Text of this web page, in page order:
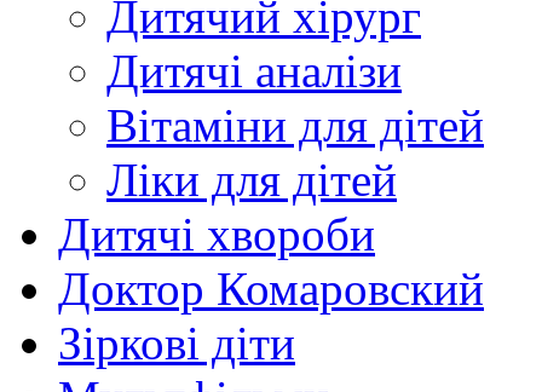
Дитячий хірург
Дитячі аналізи
Вітаміни для дітей
Ліки для дітей
Дитячі хвороби
Доктор Комаровский
Зіркові діти